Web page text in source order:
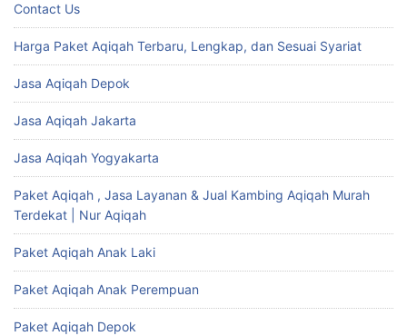
Contact Us
Harga Paket Aqiqah Terbaru, Lengkap, dan Sesuai Syariat
Jasa Aqiqah Depok
Jasa Aqiqah Jakarta
Jasa Aqiqah Yogyakarta
Paket Aqiqah , Jasa Layanan & Jual Kambing Aqiqah Murah
Terdekat | Nur Aqiqah
Paket Aqiqah Anak Laki
Paket Aqiqah Anak Perempuan
Paket Aqiqah Depok